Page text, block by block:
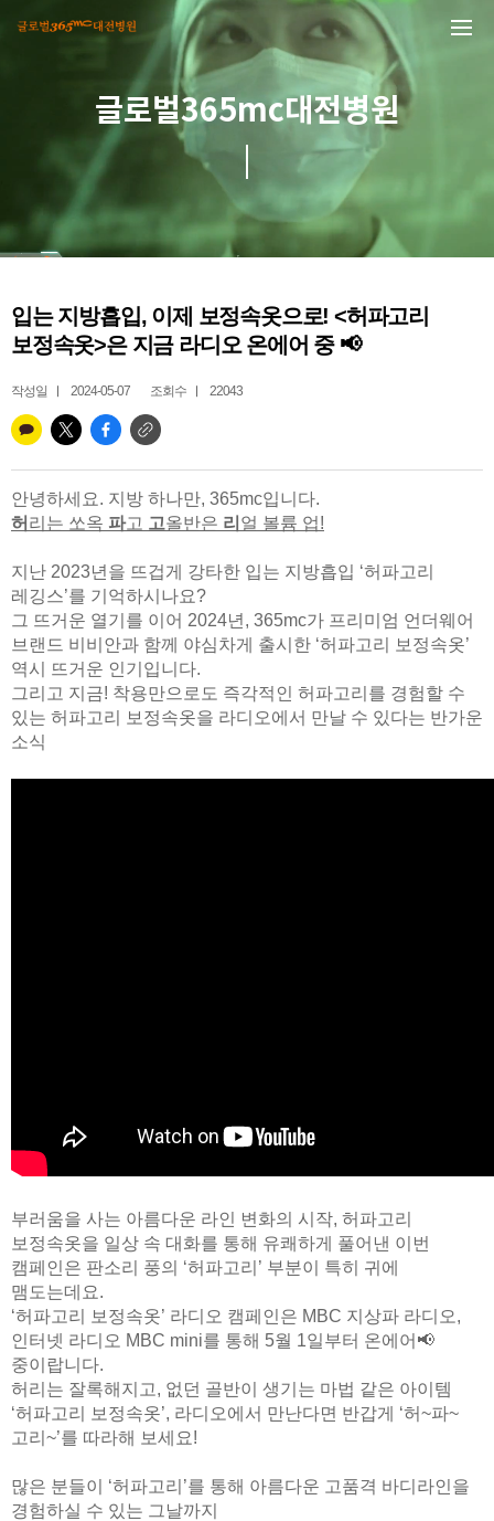
글로벌365mc대전병원
입는 지방흡입, 이제 보정속옷으로! <허파고리
보정속옷>은 지금 라디오 온에어 중 📢
작성일 2024-05-07 조회수 22043
안녕하세요. 지방 하나만, 365mc입니다.
허 리는 쏘옥 파고 고올반은 리 얼 볼륨 업!
지난 2023년을 뜨겁게 강타한 입는 지방흡입 ‘허파고리
레깅스’를 기억하시나요?
그 뜨거운 열기를 이어 2024년, 365mc가 프리미엄 언더웨어
브랜드 비비안과 함께 야심차게 출시한 ‘허파고리 보정속옷’
역시 뜨거운 인기입니다.
그리고 지금! 착용만으로도 즉각적인 허파고리를 경험할 수
있는 허파고리 보정속옷을 라디오에서 만날 수 있다는 반가운
소식
부러움을 사는 아름다운 라인 변화의 시작, 허파고리
보정속옷을 일상 속 대화를 통해 유쾌하게 풀어낸 이번
캠페인은 판소리 풍의 ‘허파고리’ 부분이 특히 귀에
맴도는데요.
‘허파고리 보정속옷’ 라디오 캠페인은 MBC 지상파 라디오,
인터넷 라디오 MBC mini를 통해 5월 1일부터 온에어📢
중이랍니다.
허리는 잘록해지고, 없던 골반이 생기는 마법 같은 아이템
‘허파고리 보정속옷’, 라디오에서 만난다면 반갑게 ‘허~파~
고리~’를 따라해 보세요!
많은 분들이 ‘허파고리’를 통해 아름다운 고품격 바디라인을
경험하실 수 있는 그날까지